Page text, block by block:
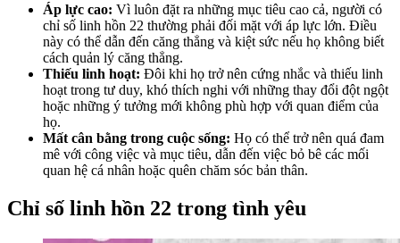
Áp lực cao: Vì luôn đặt ra những mục tiêu cao cả, người có
chỉ số linh hồn 22 thường phải đối mặt với áp lực lớn. Điều
này có thể dẫn đến căng thẳng và kiệt sức nếu họ không biết
cách quản lý căng thẳng.
Thiếu linh hoạt: Đôi khi họ trở nên cứng nhắc và thiếu linh
hoạt trong tư duy, khó thích nghi với những thay đổi đột ngột
hoặc những ý tưởng mới không phù hợp với quan điểm của
họ.
Mất cân bằng trong cuộc sống: Họ có thể trở nên quá đam
mê với công việc và mục tiêu, dẫn đến việc bỏ bê các mối
quan hệ cá nhân hoặc quên chăm sóc bản thân.
Chỉ số linh hồn 22 trong tình yêu